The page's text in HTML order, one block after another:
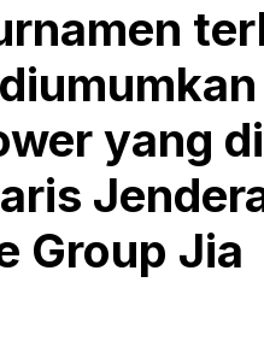
yang
Group Jia